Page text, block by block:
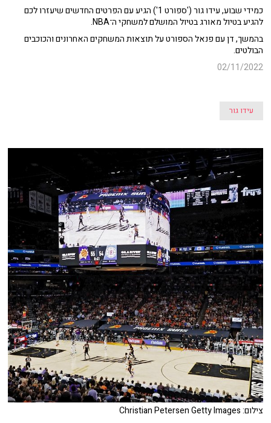
כמידי שבוע, עידו גור ('ספורט 1') הגיע עם הפרטים החדשים שיעזרו לכם
להגיע בטיול מאורג בטיול המושלם למשחקי ה־NBA.
בהמשך, דן עם פנאל הספורט על תוצאות המשחקים האחרונים והכוכבים
הבולטים.
02/11/2022
עידו גור
צילום: Christian Petersen Getty Images